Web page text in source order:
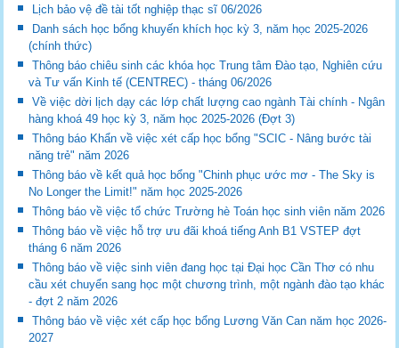
Lịch bảo vệ đề tài tốt nghiệp thạc sĩ 06/2026
Danh sách học bổng khuyến khích học kỳ 3, năm học 2025-2026
(chính thức)
Thông báo chiêu sinh các khóa học Trung tâm Đào tạo, Nghiên cứu
và Tư vấn Kinh tế (CENTREC) - tháng 06/2026
Về việc dời lịch dạy các lớp chất lượng cao ngành Tài chính - Ngân
hàng khoá 49 học kỳ 3, năm học 2025-2026 (Đợt 3)
Thông báo Khẩn về việc xét cấp học bổng "SCIC - Nâng bước tài
năng trẻ" năm 2026
Thông báo về kết quả học bổng "Chinh phục ước mơ - The Sky is
No Longer the Limit!" năm học 2025-2026
Thông báo về việc tổ chức Trường hè Toán học sinh viên năm 2026
Thông báo về việc hỗ trợ ưu đãi khoá tiếng Anh B1 VSTEP đợt
tháng 6 năm 2026
Thông báo về việc sinh viên đang học tại Đại học Cần Thơ có nhu
cầu xét chuyển sang học một chương trình, một ngành đào tạo khác
- đợt 2 năm 2026
Thông báo về việc xét cấp học bổng Lương Văn Can năm học 2026-
2027